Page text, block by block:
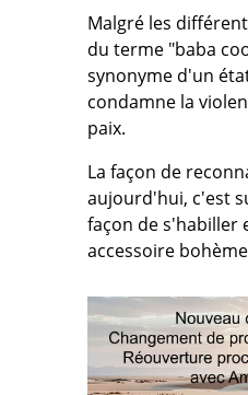
Malgré les
du terme "baba
synonyme d'un
condamne la
paix.
La façon de
aujourd'hui, c'est
façon de s'habiller
accessoire